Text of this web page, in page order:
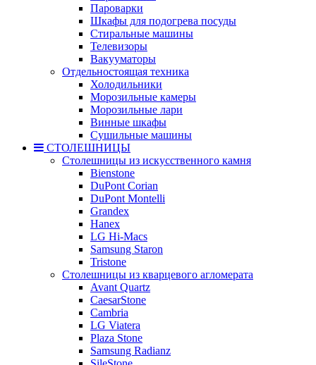
Пароварки
Шкафы для подогрева посуды
Стиральные машины
Телевизоры
Вакууматоры
Отдельностоящая техника
Холодильники
Морозильные камеры
Морозильные лари
Винные шкафы
Сушильные машины
СТОЛЕШНИЦЫ
Столешницы из искусственного камня
Bienstone
DuPont Corian
DuPont Montelli
Grandex
Hanex
LG Hi-Macs
Samsung Staron
Tristone
Столешницы из кварцевого агломерата
Avant Quartz
CaesarStone
Cambria
LG Viatera
Plaza Stone
Samsung Radianz